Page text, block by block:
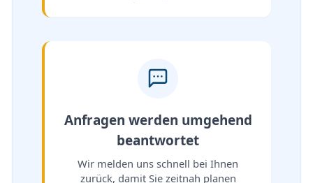
Anfragen werden umgehend
beantwortet
Wir melden uns schnell bei Ihnen
zurück, damit Sie zeitnah planen